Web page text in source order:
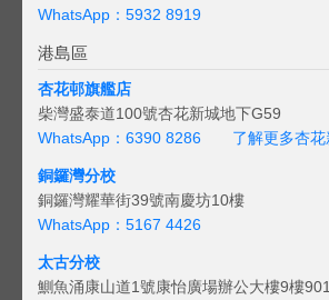
WhatsApp：5932 8919
港島區
杏花邨旗艦店
柴灣盛泰道100號杏花新城地下G59
WhatsApp：6390 8286
了解更多杏
銅鑼灣分校
銅鑼灣耀華街39號南慶坊10樓
WhatsApp：5167 4426
太古分校
鰂魚涌康山道1號康怡廣場辦公大樓9樓901